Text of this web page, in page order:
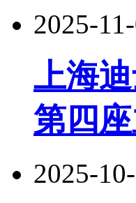
2025-
上海
第四
2025-